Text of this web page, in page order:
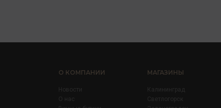
О КОМПАНИИ
Новости
О нас
МАГАЗИНЫ
Калининград
Светлогорск